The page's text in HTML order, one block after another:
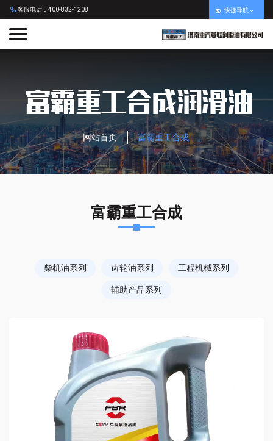
客服电话：400-832-1208 快捷导航
网站首页 富霸重工合成
富霸重工合成
柴机油系列 齿轮油系列 工程机械系列
辅助产品系列